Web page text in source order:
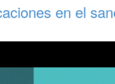
en el